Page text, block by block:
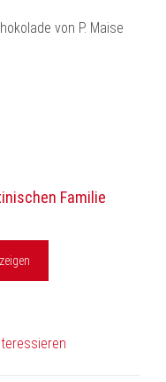
Familie